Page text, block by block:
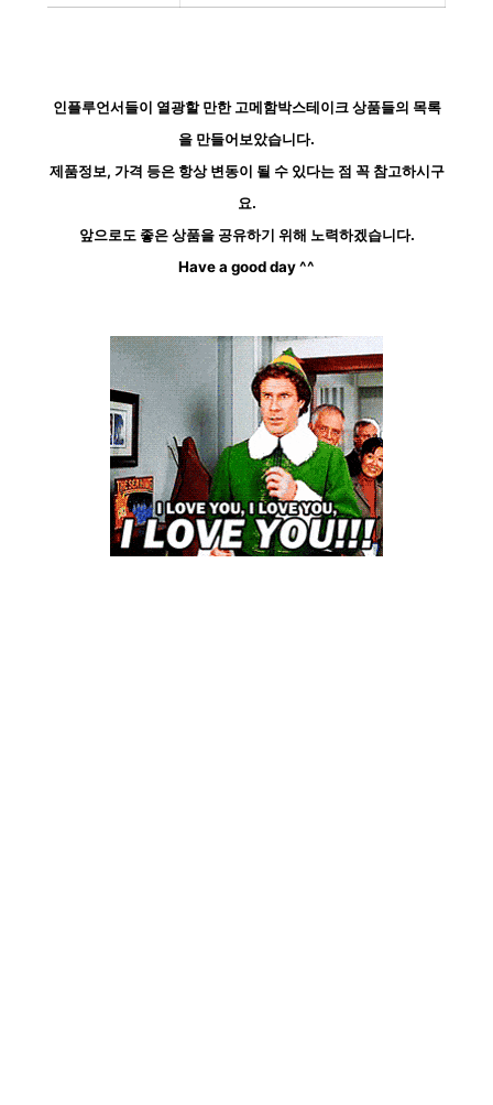
인플루언서들이 열광할 만한 고메함박스테이크 상품들의 목록
을 만들어보았습니다.
제품정보, 가격 등은 항상 변동이 될 수 있다는 점 꼭 참고하시구
요.
앞으로도 좋은 상품을 공유하기 위해 노력하겠습니다.
Have a good day ^^